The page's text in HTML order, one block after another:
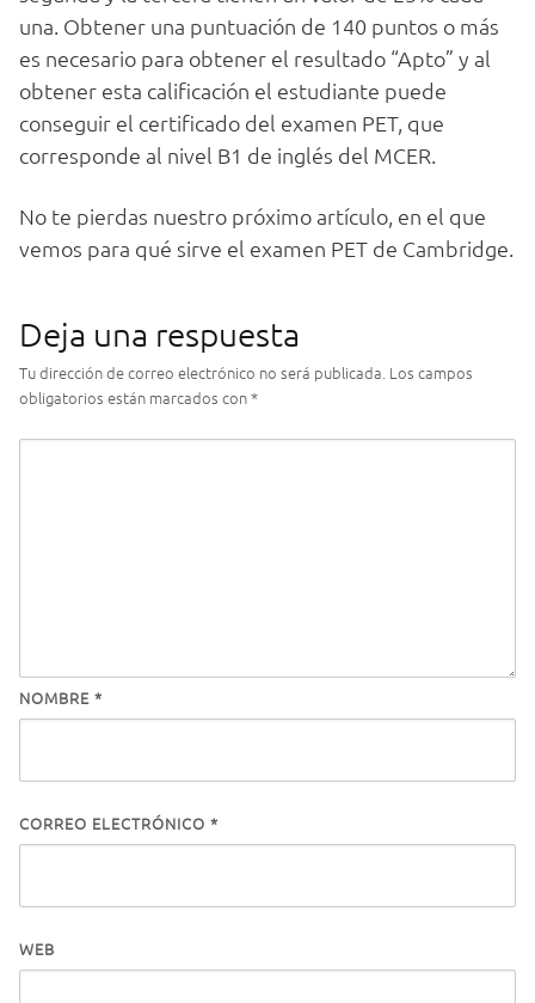
una. Obtener una puntuación de 140 puntos o más
es necesario para obtener el resultado “Apto” y al
obtener esta calificación el estudiante puede
conseguir el certificado del examen PET, que
corresponde al nivel B1 de inglés del MCER.
No te pierdas nuestro próximo artículo, en el que
vemos para qué sirve el examen PET de Cambridge.
Deja una respuesta
Tu dirección de correo electrónico no será publicada. Los campos
obligatorios están marcados con*
NOMBRE *
CORREO ELECTRÓNICO *
WEB